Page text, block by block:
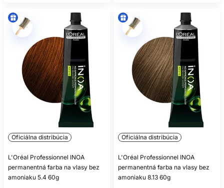
Oficiálna distribúcia
L'Oréal Professionnel INOA
permanentná farba na vlasy bez
amoniaku 5.4 60g
Oficiálna distribúcia
L'Oréal Professionnel INOA
permanentná farba na vlasy bez
amoniaku 8.13 60g